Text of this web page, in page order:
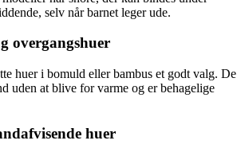
selv når barnet leger ude.
overgangshuer
huer i bomuld eller bambus et godt valg. De
uden at blive for varme og er behagelige
huer